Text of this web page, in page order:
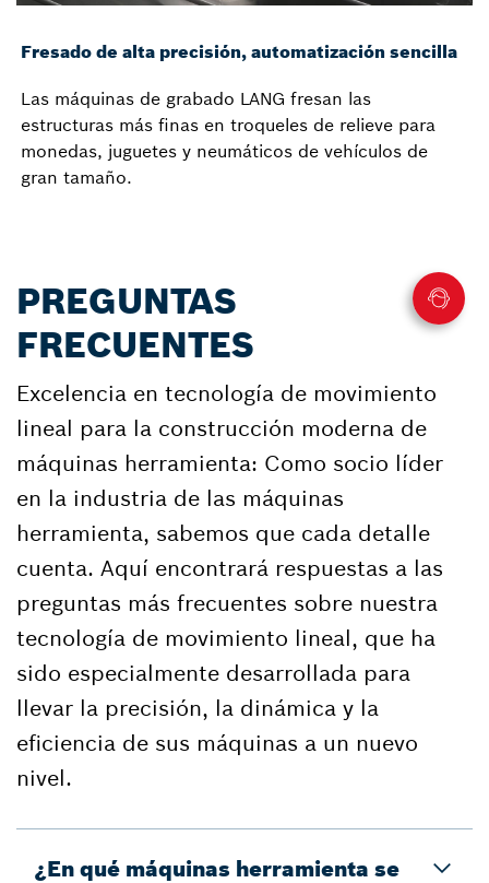
Fresado de alta precisión, automatización sencilla
Las máquinas de grabado LANG fresan las
estructuras más finas en troqueles de relieve para
monedas, juguetes y neumáticos de vehículos de
gran tamaño.
PREGUNTAS
FRECUENTES
Excelencia en tecnología de movimiento
lineal para la construcción moderna de
máquinas herramienta: Como socio líder
en la industria de las máquinas
herramienta, sabemos que cada detalle
cuenta. Aquí encontrará respuestas a las
preguntas más frecuentes sobre nuestra
tecnología de movimiento lineal, que ha
sido especialmente desarrollada para
llevar la precisión, la dinámica y la
eficiencia de sus máquinas a un nuevo
nivel.
¿En qué máquinas herramienta se